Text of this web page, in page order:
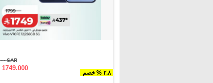
٢.٨ % خصم
SAR ١٧٩٩.٠٠٠
1749.000